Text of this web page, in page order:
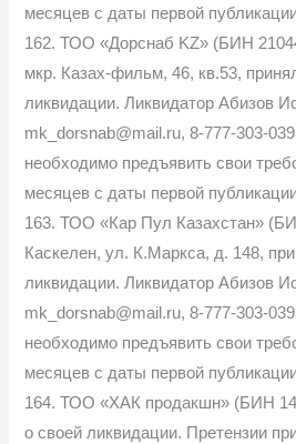
месяцев с даты первой
162. ТОО «Дорснаб KZ» (БИН
мкр. Казах-фильм, 46, кв.53,
ликвидации. Ликвидатор Абизов
mk_dorsnab@mail.ru, 8-777-303-
необходимо предъявить свои
месяцев с даты первой
163. ТОО «Кар Пул Казахстан»
Каскелен, ул. К.Маркса, д. 148,
ликвидации. Ликвидатор Абизов
mk_dorsnab@mail.ru, 8-777-303-
необходимо предъявить свои
месяцев с даты первой
164. ТОО «ХАК продакшн» (БИН
о своей ликвидации. Претензии